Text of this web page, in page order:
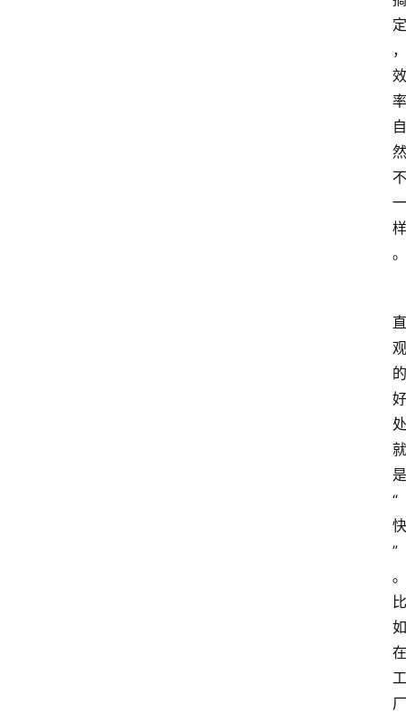
定
，
效
率
自
然
不
一
样
。
直
观
的
好
处
就
是
“
快
”
。
比
如
在
工
厂